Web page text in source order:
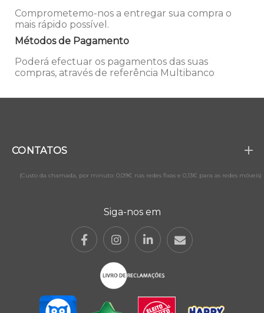
Comprometemo-nos a entregar sua compra o
mais rápido possível.
Métodos de Pagamento
Poderá efectuar os pagamentos das suas
compras, através de referência Multibanco
CONTATOS
(Custo da chamada, por minuto: 0,09€ nas redes fixas e 0,13€ para as redes móveis)
Siga-nos em